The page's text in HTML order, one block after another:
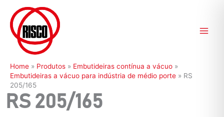
para
conteúdo
Home » Produtos » Embutideiras contínua a vácuo »
Embutideiras a vácuo para indústria de médio porte » RS
205/165
RS 205/165